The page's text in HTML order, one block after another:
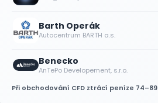
Barth Operák
Autocentrum BARTH a.s.
Benecko
AnTePo Developement, s.r.o.
Při obchodování CFD ztrácí peníze
Oracle za dva týdny